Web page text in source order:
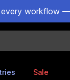
workflow
Sale